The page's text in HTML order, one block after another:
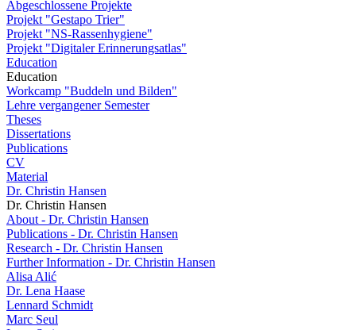
Abgeschlossene Projekte
Projekt "Gestapo Trier"
Projekt "NS-Rassenhygiene"
Projekt "Digitaler Erinnerungsatlas"
Education
Education
Workcamp "Buddeln und Bilden"
Lehre vergangener Semester
Theses
Dissertations
Publications
CV
Material
Dr. Christin Hansen
Dr. Christin Hansen
About - Dr. Christin Hansen
Publications - Dr. Christin Hansen
Research - Dr. Christin Hansen
Further Information - Dr. Christin Hansen
Alisa Alić
Dr. Lena Haase
Lennard Schmidt
Marc Seul